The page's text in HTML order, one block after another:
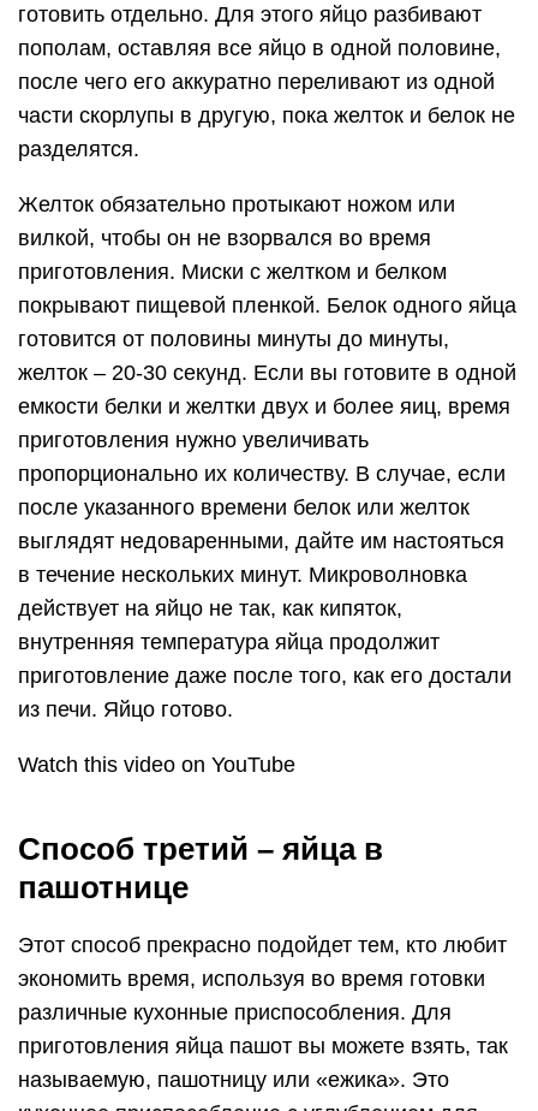
готовить отдельно. Для этого яйцо разбивают
пополам, оставляя все яйцо в одной половине,
после чего его аккуратно переливают из одной
части скорлупы в другую, пока желток и белок не
разделятся.
Желток обязательно протыкают ножом или
вилкой, чтобы он не взорвался во время
приготовления. Миски с желтком и белком
покрывают пищевой пленкой. Белок одного яйца
готовится от половины минуты до минуты,
желток – 20-30 секунд. Если вы готовите в одной
емкости белки и желтки двух и более яиц, время
приготовления нужно увеличивать
пропорционально их количеству. В случае, если
после указанного времени белок или желток
выглядят недоваренными, дайте им настояться
в течение нескольких минут. Микроволновка
действует на яйцо не так, как кипяток,
внутренняя температура яйца продолжит
приготовление даже после того, как его достали
из печи. Яйцо готово.
Watch this video on YouTube
Способ третий – яйца в
пашотнице
Этот способ прекрасно подойдет тем, кто любит
экономить время, используя во время готовки
различные кухонные приспособления. Для
приготовления яйца пашот вы можете взять, так
называемую, пашотницу или «ежика». Это